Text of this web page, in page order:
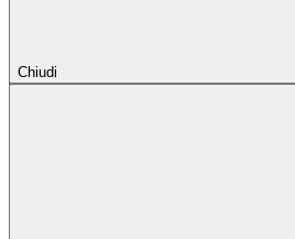
Chiudi